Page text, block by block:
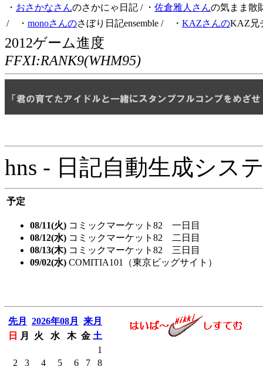
・ おさかなさんのさかにゃ日記 / ・ 佐倉雅人さんの気まま散
/ ・ monoさんのさぼり日記ensemble / ・ KAZさんのKAZ兄
2012ゲーム進度
FFXI:RANK9(WHM95)
hns - 日記自動生成シス
予定
08/11(火) コミックマーケット82 一日目
08/12(水) コミックマーケット82 二日目
08/13(木) コミックマーケット82 三日目
09/02(水) COMITIA101（東京ビッグサイト）
先月 2026年08月
来月
日
月 火 水 木 金 土
1
2
3 4 5 6 7
8